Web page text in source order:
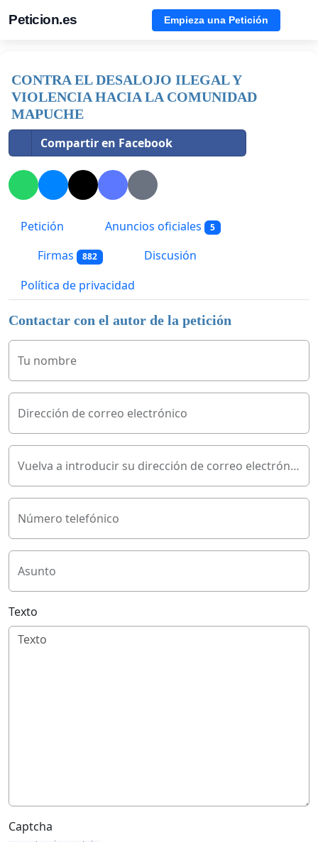
Peticion.es Empieza una Petición
CONTRA EL DESALOJO ILEGAL Y
VIOLENCIA HACIA LA COMUNIDAD
MAPUCHE
Compartir en Facebook
Petición Anuncios oficiales 5
Firmas 882
Discusión
Política de privacidad
Contactar con el autor de la petición
Tu nombre
Dirección de correo electrónico
Vuelva a introducir su dirección de correo electrónico
Número telefónico
Asunto
Texto
Captcha